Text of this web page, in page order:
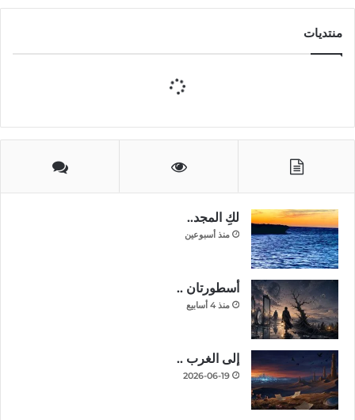
منتديات
لكِ المجد..
منذ أسبوعين
أسطورتان ..
منذ 4 أسابيع
إلى الغرب ..
2026-06-19